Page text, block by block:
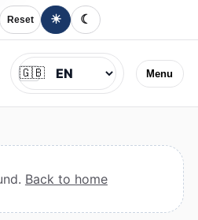
Reset ☀ ☾
Menu
Jazyk
🇬🇧
Back to home